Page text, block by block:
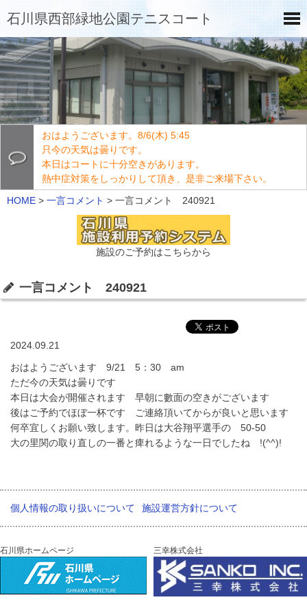
石川県西部緑地公園テニスコート
おはようございます。8/6(木) 5:45
只今の天気は曇りです。
本日はコートに十分空きがあります。
熱中症対策をしっかりして頂き、是非ご来場下さい。
HOME > 一言コメント > 一言コメント 240921
施設のご予約はこちらから
一言コメント 240921
2024.09.21
おはようございます 9/21 5：30 am
ただ今の天気は曇りです
本日は大会が開催されます 早朝に數面の空きがございます
後はご予約でほぼ一杯です ご連絡頂いてからが良いと思います
何卒宜しくお願い致します。昨日は大谷翔平選手の 50-50
大の里関の取り直しの一番と痺れるような一日でしたね !(^^)!
個人情報の取り扱いについて 施設運営方針について
石川県ホームページ 三幸株式会社